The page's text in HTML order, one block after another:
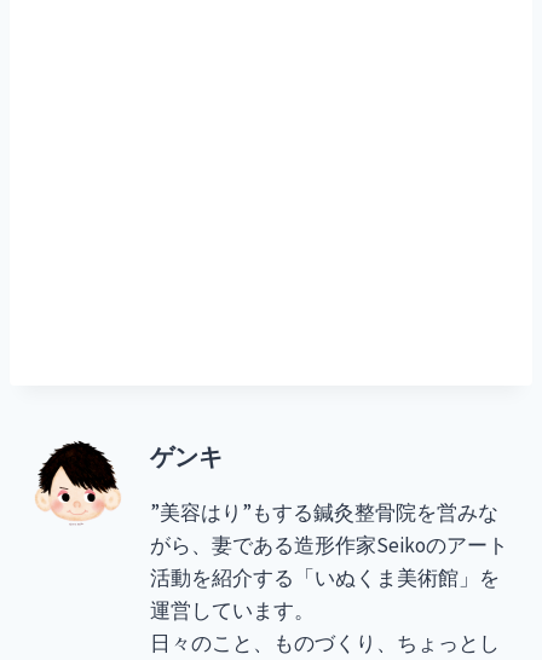
ゲンキ
”美容はり”もする鍼灸整骨院を営みな
がら、妻である造形作家Seikoのアート
活動を紹介する「いぬくま美術館」を
運営しています。
日々のこと、ものづくり、ちょっとし